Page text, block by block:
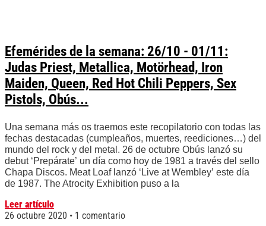
Efemérides de la semana: 26/10 - 01/11:
Judas Priest, Metallica, Motörhead, Iron
Maiden, Queen, Red Hot Chili Peppers, Sex
Pistols, Obús...
Una semana más os traemos este recopilatorio con todas las
fechas destacadas (cumpleaños, muertes, reediciones…) del
mundo del rock y del metal. 26 de octubre Obús lanzó su
debut ‘Prepárate’ un día como hoy de 1981 a través del sello
Chapa Discos. Meat Loaf lanzó ‘Live at Wembley’ este día
de 1987. The Atrocity Exhibition puso a la
Leer artículo
26 octubre 2020
1 comentario